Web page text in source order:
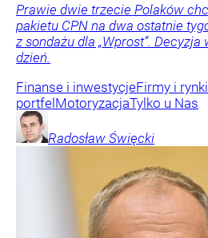
Prawie dwie trzecie Polaków
pakietu CPN na dwa ostatnie
z sondażu dla „Wprost”.
dzień.
Finanse i inwestycjeFirmy i rynki
portfelMotoryzacjaTylko u Nas
Radosław Święcki